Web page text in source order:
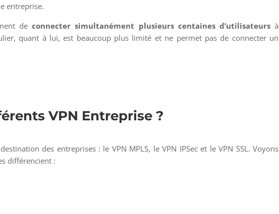
entreprise.
deconnecter simultanément plusieurs centaines d’utilisateursà
quant à lui, est beaucoup plus limité et ne permet pas de connecter un
VPN Entreprise ?
des entreprises : le VPN MPLS, le VPN IPSec et le VPN SSL. Voyons
différencient :